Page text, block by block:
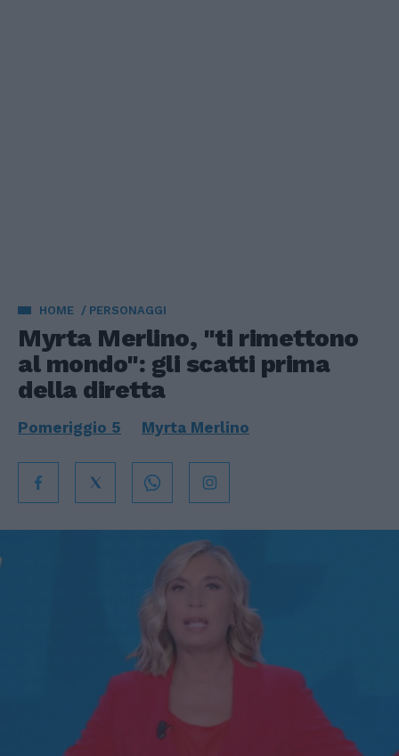
HOME PERSONAGGI
Myrta Merlino, "ti rimettono
al mondo": gli scatti prima
della diretta
Pomeriggio 5 Myrta Merlino